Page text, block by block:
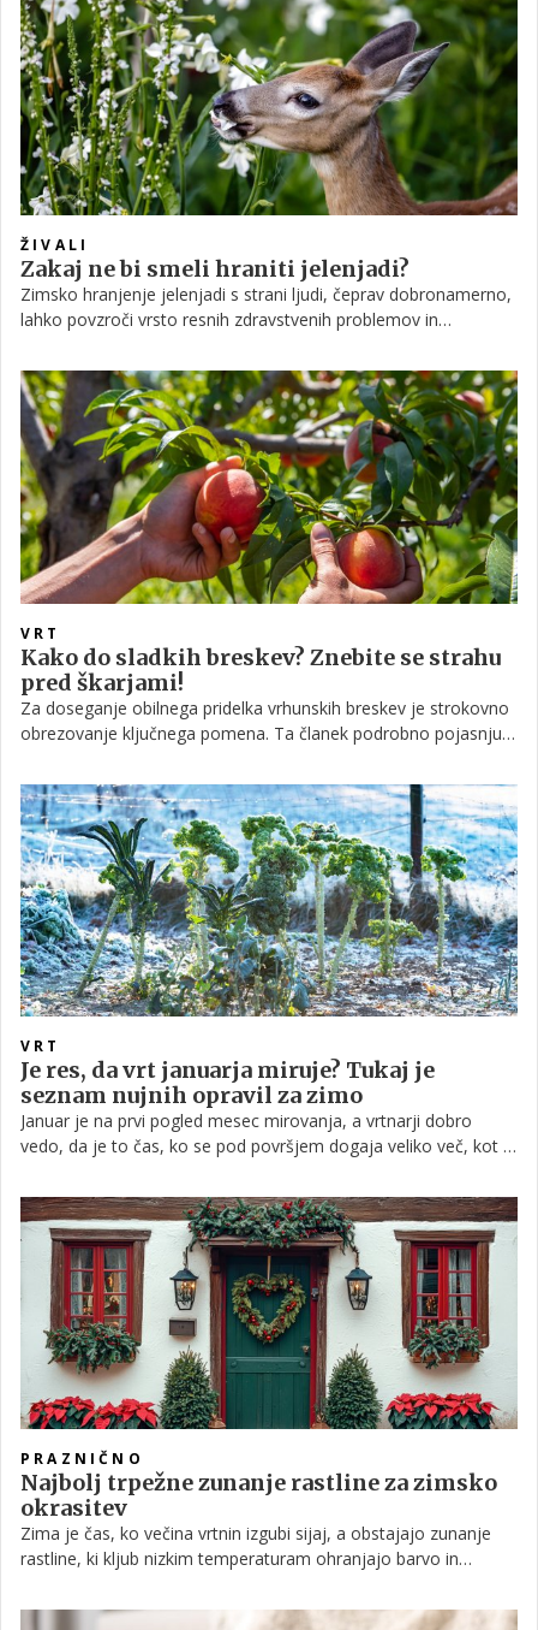
ŽIVALI
Zakaj ne bi smeli hraniti jelenjadi?
Zimsko hranjenje jelenjadi s strani ljudi, čeprav dobronamerno,
lahko povzroči vrsto resnih zdravstvenih problemov in
koruzno toksičnost, širjenje bolezni in agresijo, kar zahteva
premišljen pristop.
VRT
Kako do sladkih breskev? Znebite se strahu
pred škarjami!
Za doseganje obilnega pridelka vrhunskih breskev je strokovno
obrezovanje ključnega pomena. Ta članek podrobno pojasnjuje
zdrave strukture drevesa in učinkovito preprečevanje bolezni s
ciljem zagotavljanja dolgoročne rodnosti in vitalnosti breskve.
VRT
Je res, da vrt januarja miruje? Tukaj je
seznam nujnih opravil za zimo
Januar je na prvi pogled mesec mirovanja, a vrtnarji dobro
vedo, da je to čas, ko se pod površjem dogaja veliko več, kot je
PRAZNIČNO
Najbolj trpežne zunanje rastline za zimsko
okrasitev
Zima je čas, ko večina vrtnin izgubi sijaj, a obstajajo zunanje
rastline, ki kljub nizkim temperaturam ohranjajo barvo in
dekoracijo.